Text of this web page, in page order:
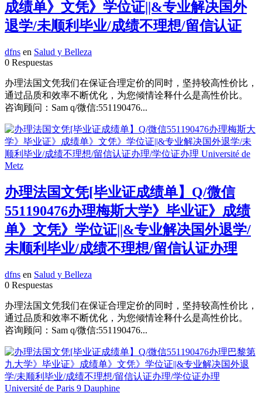
成绩单》文凭》学位证||&专业解决国外
退学/未顺利毕业/成绩不理想/留信认证
dfns en Salud y Belleza
0 Respuestas
办理法国文凭我们在保证合理定价的同时，坚持较高性价比，
通过品质和效率不断优化，为您倾情诠释什么是高性价比。
咨询顾问：Sam q/微信:551190476...
办理法国文凭[毕业证成绩单】Q/微信
551190476办理梅斯大学》毕业证》成绩
单》文凭》学位证||&专业解决国外退学/
未顺利毕业/成绩不理想/留信认证办理
dfns en Salud y Belleza
0 Respuestas
办理法国文凭我们在保证合理定价的同时，坚持较高性价比，
通过品质和效率不断优化，为您倾情诠释什么是高性价比。
咨询顾问：Sam q/微信:551190476...